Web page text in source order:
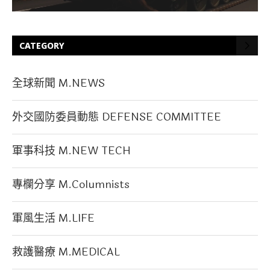
CATEGORY
全球新聞 M.NEWS
外交國防委員動態 DEFENSE COMMITTEE
軍事科技 M.NEW TECH
專欄分享 M.Columnists
軍風生活 M.LIFE
救護醫療 M.MEDICAL